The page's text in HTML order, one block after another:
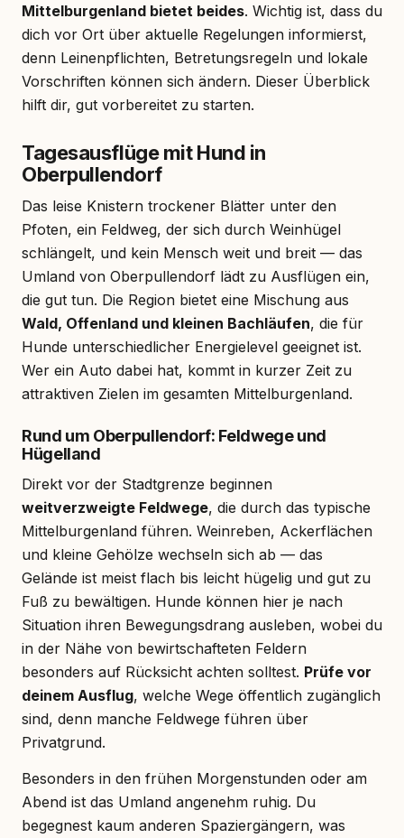
Mittelburgenland bietet beides. Wichtig ist, dass du
dich vor Ort über aktuelle Regelungen informierst,
denn Leinenpflichten, Betretungsregeln und lokale
Vorschriften können sich ändern. Dieser Überblick
hilft dir, gut vorbereitet zu starten.
Tagesausflüge mit Hund in
Oberpullendorf
Das leise Knistern trockener Blätter unter den
Pfoten, ein Feldweg, der sich durch Weinhügel
schlängelt, und kein Mensch weit und breit — das
Umland von Oberpullendorf lädt zu Ausflügen ein,
die gut tun. Die Region bietet eine Mischung aus
Wald, Offenland und kleinen Bachläufen, die für
Hunde unterschiedlicher Energielevel geeignet ist.
Wer ein Auto dabei hat, kommt in kurzer Zeit zu
attraktiven Zielen im gesamten Mittelburgenland.
Rund um Oberpullendorf: Feldwege und
Hügelland
Direkt vor der Stadtgrenze beginnen
weitverzweigte Feldwege, die durch das typische
Mittelburgenland führen. Weinreben, Ackerflächen
und kleine Gehölze wechseln sich ab — das
Gelände ist meist flach bis leicht hügelig und gut zu
Fuß zu bewältigen. Hunde können hier je nach
Situation ihren Bewegungsdrang ausleben, wobei du
in der Nähe von bewirtschafteten Feldern
besonders auf Rücksicht achten solltest. Prüfe vor
deinem Ausflug, welche Wege öffentlich zugänglich
sind, denn manche Feldwege führen über
Privatgrund.
Besonders in den frühen Morgenstunden oder am
Abend ist das Umland angenehm ruhig. Du
begegnest kaum anderen Spaziergängern, was